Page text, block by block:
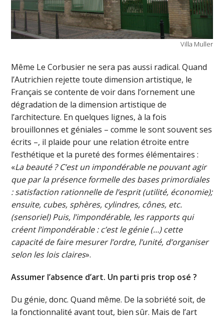
Villa Muller
Même Le Corbusier ne sera pas aussi radical. Quand
l’Autrichien rejette toute dimension artistique, le
Français se contente de voir dans l’ornement une
dégradation de la dimension artistique de
l’architecture. En quelques lignes, à la fois
brouillonnes et géniales – comme le sont souvent ses
écrits –, il plaide pour une relation étroite entre
l’esthétique et la pureté des formes élémentaires :
«La beauté ? C’est un impondérable ne pouvant agir
que par la présence formelle des bases primordiales
: satisfaction rationnelle de l’esprit (utilité, économie);
ensuite, cubes, sphères, cylindres, cônes, etc.
(sensoriel) Puis, l’impondérable, les rapports qui
créent l’impondérable : c’est le génie (…) cette
capacité de faire mesurer l’ordre, l’unité, d’organiser
selon les lois claires».
Assumer l’absence d’art. Un parti pris trop osé ?
Du génie, donc. Quand même. De la sobriété soit, de
la fonctionnalité avant tout, bien sûr. Mais de l’art